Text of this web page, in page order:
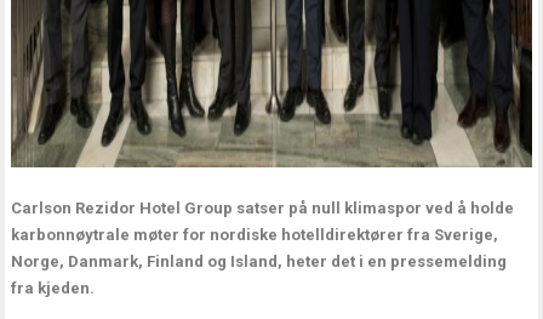
Carlson Rezidor Hotel Group satser på null klimaspor ved å holde
karbonnøytrale møter for nordiske hotelldirektører fra Sverige,
Norge, Danmark, Finland og Island, heter det i en pressemelding
fra kjeden.